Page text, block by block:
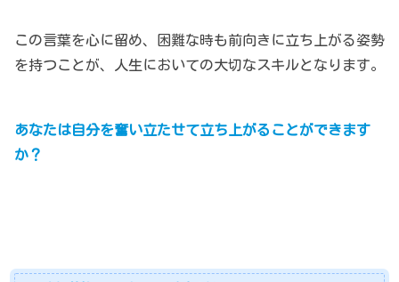
この言葉を心に留め、困難な時も前向きに立ち上がる姿勢
を持つことが、人生においての大切なスキルとなります。
あなたは自分を奮い立たせて立ち上がることができます
か？